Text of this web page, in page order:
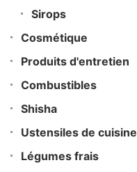
Sirops
Cosmétique
Produits d'entretien
Combustibles
Shisha
Ustensiles de cuisine
Légumes frais